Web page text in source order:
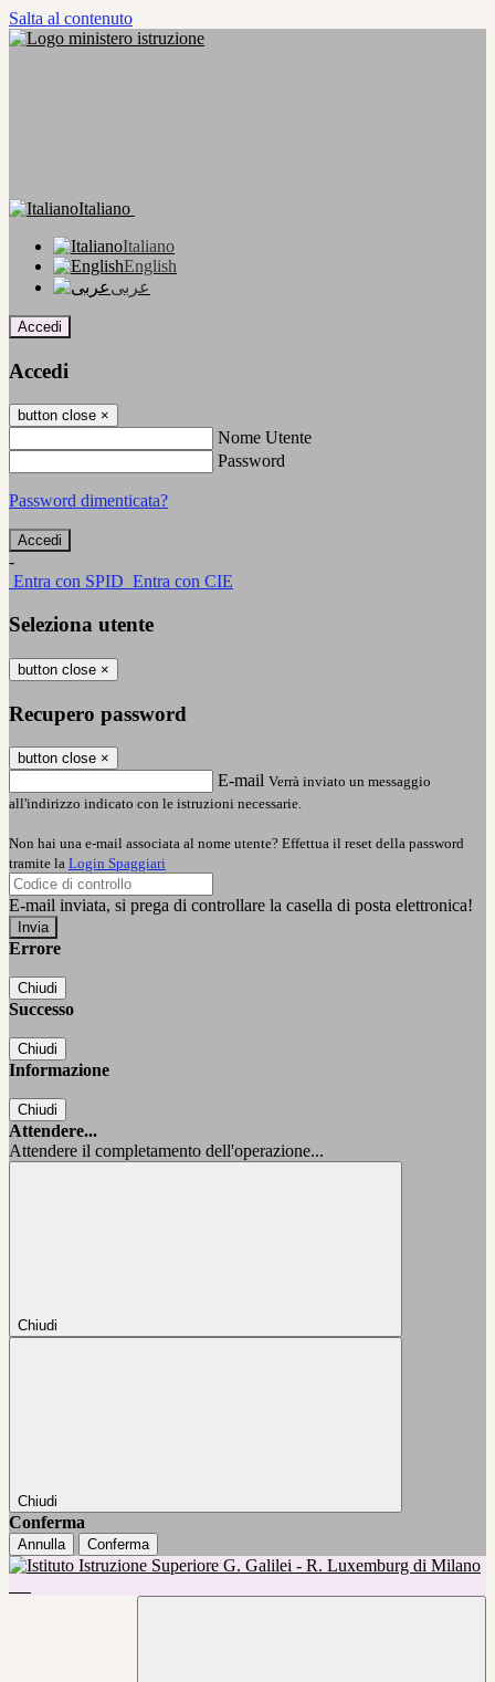
Salta al contenuto
Italiano
Italiano
English
عربى
Accedi
Accedi
button close ×
Nome Utente
Password
Password dimenticata?
-
Entra con SPID Entra con CIE
Seleziona utente
button close ×
Recupero password
button close ×
E-mail Verrà inviato un messaggio
all'indirizzo indicato con le istruzioni necessarie.
Non hai una e-mail associata al nome utente? Effettua il reset della password
tramite la Login Spaggiari
E-mail inviata, si prega di controllare la casella di posta elettronica!
Errore
Chiudi
Successo
Chiudi
Informazione
Chiudi
Attendere...
Attendere il completamento dell'operazione...
Chiudi
Chiudi
Conferma
Annulla Conferma